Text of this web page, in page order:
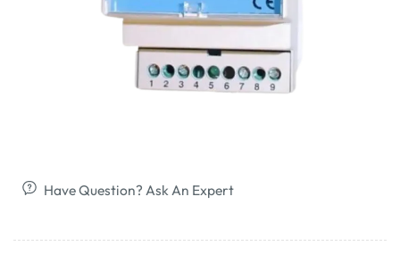
Have Question? Ask An Expert